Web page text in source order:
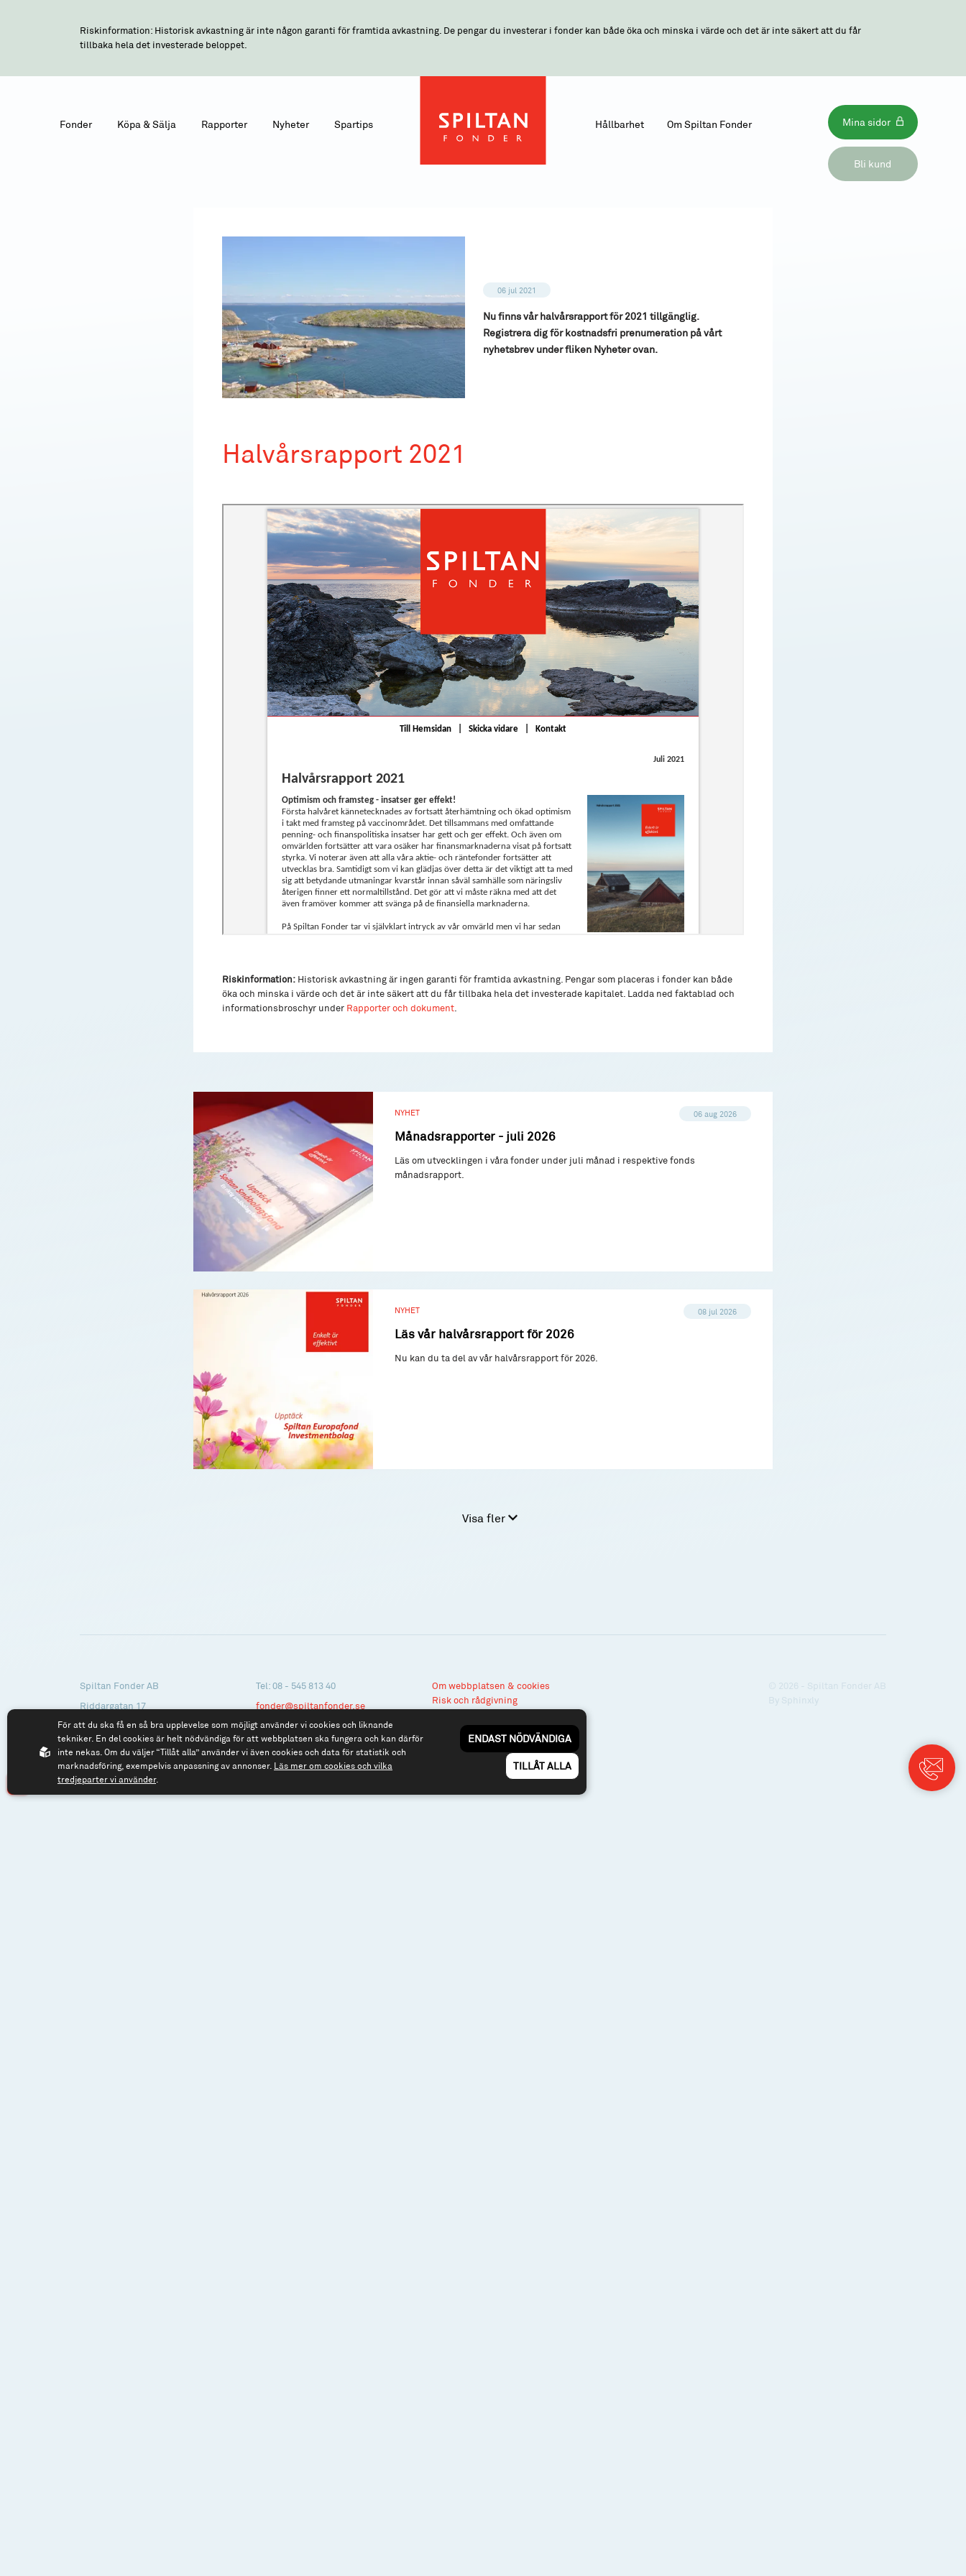
Riskinformation: Historisk avkastning är inte någon garanti för framtida avkastning. De pengar du investerar i fonder kan både öka och minska i värde och det är inte säkert att du får
tillbaka hela det investerade beloppet.
Bli kund
Mina sidor
Fonder Köpa & Sälja Rapporter Nyheter Spartips Om Spiltan Fonder
Hållbarhet
06 jul 2021
Nu finns vår halvårsrapport för 2021 tillgänglig.
Registrera dig för kostnadsfri prenumeration på vårt
nyhetsbrev under fliken Nyheter ovan.
Halvårsrapport 2021
Riskinformation:Historisk avkastning är ingen garanti för framtida avkastning. Pengar som placeras i fonder kan både
öka och minska i värde och det är inte säkert att du får tillbaka hela det investerade kapitalet. Ladda ned faktablad och
informationsbroschyr under Rapporter och dokument.
NYHET 06 aug 2026
Månadsrapporter - juli 2026
Läs om utvecklingen i våra fonder under juli månad i respektive fonds
månadsrapport.
NYHET 08 jul 2026
Läs vår halvårsrapport för 2026
Nu kan du ta del av vår halvårsrapport för 2026.
Visa fler
Spiltan Fonder AB
Riddargatan 17
114 57 Stockholm
Org.nr: 556614-2906
Tel: 08 - 545 813 40
fonder@spiltanfonder.se
Om webbplatsen & cookies
Risk och rådgivning
© 2026 - Spiltan Fonder AB
By Sphinxly
För att du ska få en så bra upplevelse som möjligt använder vi cookies och liknande
tekniker. En del cookies är helt nödvändiga för att webbplatsen ska fungera och kan därför
inte nekas. Om du väljer “Tillåt alla” använder vi även cookies och data för statistik och
marknadsföring, exempelvis anpassning av annonser. Läs mer om cookies och vilka
tredjeparter vi använder.
ENDAST NÖDVÄNDIGA
TILLÅT ALLA